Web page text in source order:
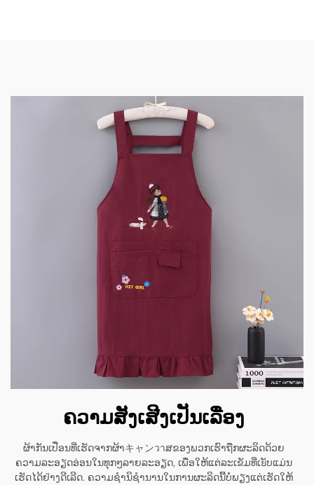
ຄວາມສັງເສີງເປັນເລື່ອງ
ຜ້າກັນເປື່ອນທີ່ເຮັດຈາກຜ້າキャンวาສຂອງພວກເຮົາຖືກຜະລິດດ້ວຍ
ຄວາມລະອຽດອ່ອນໃນທຸກໆລາຍລະອຽດ, ເພື່ອໃຫ້ແຕ່ລະເຂັມທີ່ເยັບແມ່ນ
ເຮັດໄດ້ຢ່າງດີເລີດ. ຄວາມຊຳນິຊຳນານໃນການຜະລິດນີ້ບໍ່ພຽງແຕ່ເຮັດໃຫ້